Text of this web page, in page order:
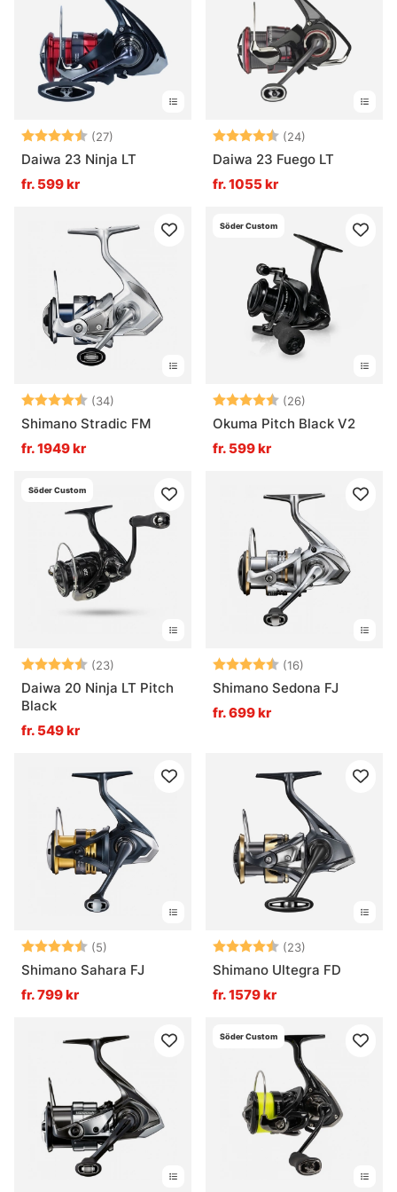
Vad är en haspelrulle?
Vad är skillnaden mellan Light, Medium, Heavy
och X-Heavy?
Vad är en bra storlek på haspelrulle till abborre?
Hur sköts en haspelrulle bäst?
Betyg: (27)
4.6 utav 5 stjärnor
Daiwa 23 Ninja LT
fr. 599 kr
Betyg: (24)
Daiwa 23 Fuego LT
fr. 1055 kr
Betyg: (34)
4.8 utav 5 stjärnor
Shimano Stradic FM
fr. 1949 kr
Söder Custom
Betyg: (26)
Okuma Pitch Black V2
fr. 599 kr
Söder Custom
Betyg: (23)
4.6 utav 5 stjärnor
Daiwa 20 Ninja LT Pitch
Black
fr. 549 kr
Betyg: (16)
Shimano Sedona FJ
fr. 699 kr
Betyg: (5)
4.6 utav 5 stjärnor
Shimano Sahara FJ
fr. 799 kr
Betyg: (23)
Shimano Ultegra FD
fr. 1579 kr
Söder Custom